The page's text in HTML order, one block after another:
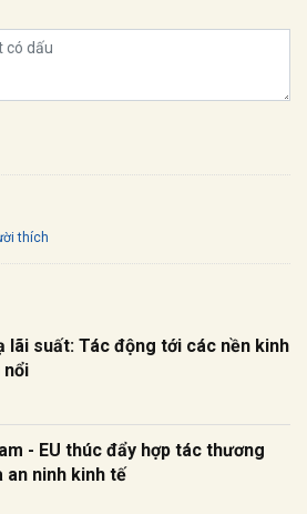
thích
lãi suất: Tác động tới các nền kinh
nổi
- EU thúc đẩy hợp tác thương
an ninh kinh tế